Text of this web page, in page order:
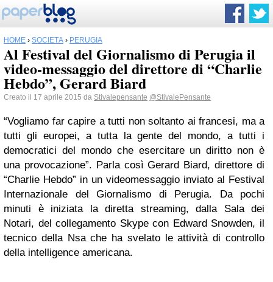
HOME › SOCIETÀ › PERUGIA
Al Festival del Giornalismo di Perugia il
video-messaggio del direttore di “Charlie
Hebdo”, Gerard Biard
Creato il 17 aprile 2015 da Stivalepensante @StivalePensante
“Vogliamo far capire a tutti non soltanto ai francesi, ma a
tutti gli europei, a tutta la gente del mondo, a tutti i
democratici del mondo che esercitare un diritto non è
una provocazione”. Parla così Gerard Biard, direttore di
“Charlie Hebdo” in un videomessaggio inviato al Festival
Internazionale del Giornalismo di Perugia. Da pochi
minuti è iniziata la diretta streaming, dalla Sala dei
Notari, del collegamento Skype con Edward Snowden, il
tecnico della Nsa che ha svelato le attività di controllo
della intelligence americana.